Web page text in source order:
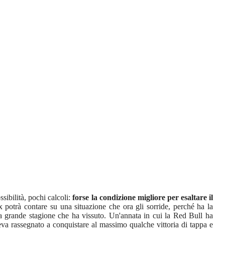
pochi calcoli:forse la condizione migliore per esaltare il
contare su una situazione che ora gli sorride, perché ha la
stagione che ha vissuto. Un'annata in cui la Red Bull ha
rassegnato a conquistare al massimo qualche vittoria di tappa e